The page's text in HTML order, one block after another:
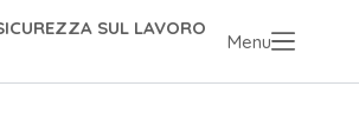
SUL LAVORO
Menu